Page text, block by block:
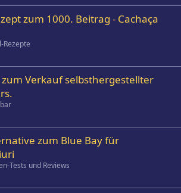
l
zum 1000. Beitrag - Cachaça
Rezepte
zum Verkauf selbsthergestellter
zum Blue Bay für
Tests und Reviews